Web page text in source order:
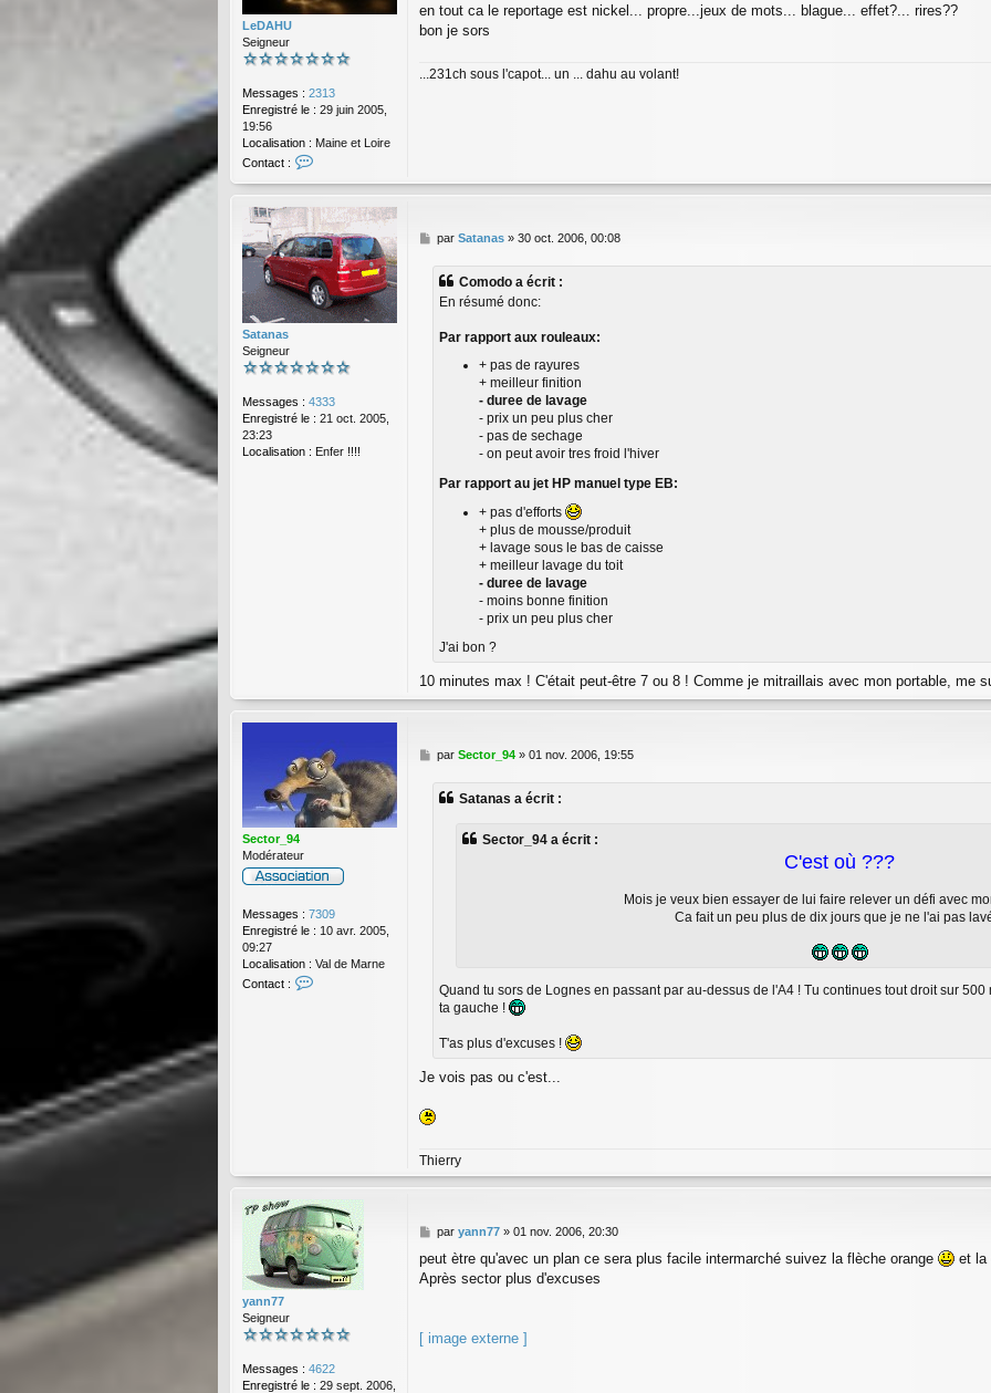
LeDAHU
Seigneur
Messages : 2313
Enregistré le : 29 juin 2005,
19:56
Localisation : Maine et Loire
Contact :
t
a
c
t
e
r
L
e
H
a
en tout ca le reportage est nickel... propre...jeux de mots... blague... effet?... rires??
bon je sors
...231ch sous l'capot... un ... dahu au volant!
Satanas
Seigneur
Messages : 4333
Enregistré le : 21 oct. 2005,
23:23
Localisation : Enfer !!!!
M
s
par Satanas» 30 oct. 2006, 00:08
Comodo a écrit :
En résumé donc:
Par rapport aux rouleaux:
+ pas de rayures
+ meilleur finition
- duree de lavage
- prix un peu plus cher
- pas de sechage
- on peut avoir tres froid l'hiver
Par rapport au jet HP manuel type EB:
+ pas d'efforts
+ plus de mousse/produit
+ lavage sous le bas de caisse
+ meilleur lavage du toit
- duree de lavage
- moins bonne finition
- prix un peu plus cher
J'ai bon ?
10 minutes max ! C'était peut-être 7 ou 8 ! Comme je mitraillais avec mon portable, me
Sector_94
Modérateur
Messages : 7309
Enregistré le : 10 avr. 2005,
09:27
Localisation : Val de Marne
Contact :
t
r
_
9
4
M
par Sector_94» 01 nov. 2006, 19:55
Satanas a écrit :
Sector_94 a écrit :
C'est où ???
Mois je veux bien essayer de lui faire relever un défi avec
Ca fait un peu plus de dix jours que je ne l'ai pas
Quand tu sors de Lognes en passant par au-dessus de l'A4 ! Tu continues tout droit sur
ta gauche !
T'as plus d'excuses !
Je vois pas ou c'est...
Thierry
yann77
Seigneur
Messages : 4622
Enregistré le : 29 sept. 2006,
M
s
s
par yann77» 01 nov. 2006, 20:30
peut ètre qu'avec un plan ce sera plus facile intermarché suivez la flèche orange
et la
Après sector plus d'excuses
[ image externe ]